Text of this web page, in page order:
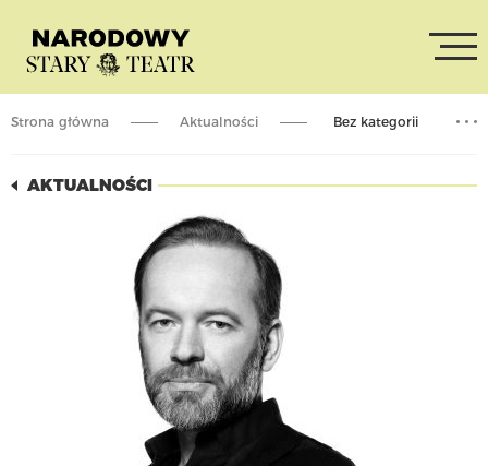
Strona główna Bez kategorii
Aktualności
AKTUALNOŚCI